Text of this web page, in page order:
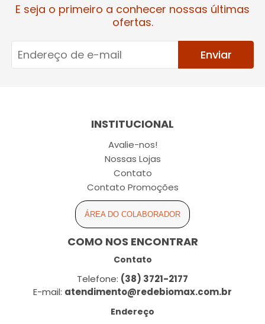
E seja o primeiro a conhecer nossas últimas
ofertas.
Enviar
INSTITUCIONAL
Avalie-nos!
Nossas Lojas
Contato
Contato Promoções
ÁREA DO COLABORADOR
COMO NOS ENCONTRAR
Contato
Telefone: (38) 3721-2177
E-mail: atendimento@redebiomax.com.br
Endereço